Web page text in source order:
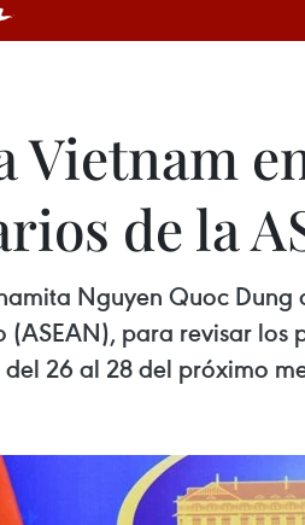
Vietnam
de la
Nguyen Quoc
(ASEAN), para revisar
26 al 28 del próximo